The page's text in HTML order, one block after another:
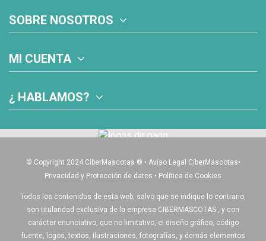
SOBRE NOSOTROS
MI CUENTA
¿ HABLAMOS?
© Copyright 2024 CiberMascotas ® • Aviso Legal CiberMascotas•
Privacidad y Protección de datos • Política de Cookies
Todos los contenidos de esta web, salvo que se indique lo contrario,
son titularidad exclusiva de la empresa CIBERMASCOTAS , y con
carácter enunciativo, que no limitativo, el diseño gráfico, código
fuente, logos, textos, ilustraciones, fotografías, y demás elementos